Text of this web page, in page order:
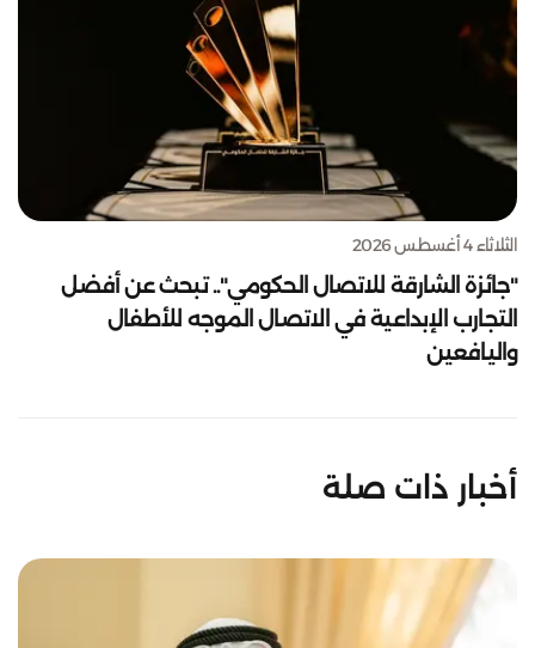
الثلاثاء 4 أغسطس 2026
"جائزة الشارقة للاتصال الحكومي".. تبحث عن أفضل
التجارب الإبداعية في الاتصال الموجه للأطفال
واليافعين
أخبار ذات صلة